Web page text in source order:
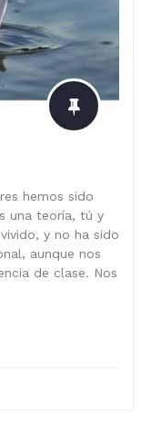
hemos sido
una teoría, tú y
y no ha sido
aunque nos
de clase. Nos